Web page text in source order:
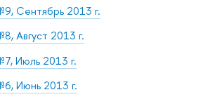
Сентябрь 2013 г.
Август 2013 г.
Июль 2013 г.
Июнь 2013 г.